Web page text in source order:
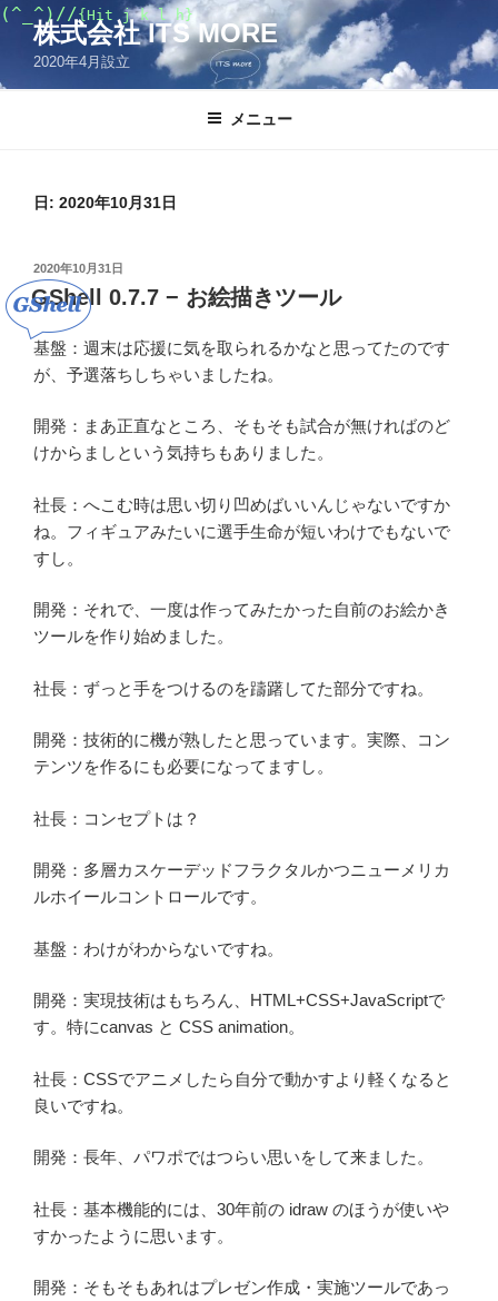
コ
ン
株式会社 ITS MORE
2020年4月設立
メニュー
日: 2020年10月31日
投
稿
日:
2020年10月31日
GShell 0.7.7 − お絵描きツール
基盤：週末は応援に気を取られるかなと思ってたのです
が、予選落ちしちゃいましたね。
開発：まあ正直なところ、そもそも試合が無ければのど
けからましという気持ちもありました。
社長：へこむ時は思い切り凹めばいいんじゃないですか
ね。フィギュアみたいに選手生命が短いわけでもないで
すし。
開発：それで、一度は作ってみたかった自前のお絵かき
ツールを作り始めました。
社長：ずっと手をつけるのを躊躇してた部分ですね。
開発：技術的に機が熟したと思っています。実際、コン
テンツを作るにも必要になってますし。
社長：コンセプトは？
開発：多層カスケーデッドフラクタルかつニューメリカ
ルホイールコントロールです。
基盤：わけがわからないですね。
開発：実現技術はもちろん、HTML+CSS+JavaScriptで
す。特にcanvas と CSS animation。
社長：CSSでアニメしたら自分で動かすより軽くなると
良いですね。
開発：長年、パワポではつらい思いをして来ました。
社長：基本機能的には、30年前の idraw のほうが使いや
すかったように思います。
開発：そもそもあれはプレゼン作成・実施ツールであっ
(^_^)//{Hit j k l h}